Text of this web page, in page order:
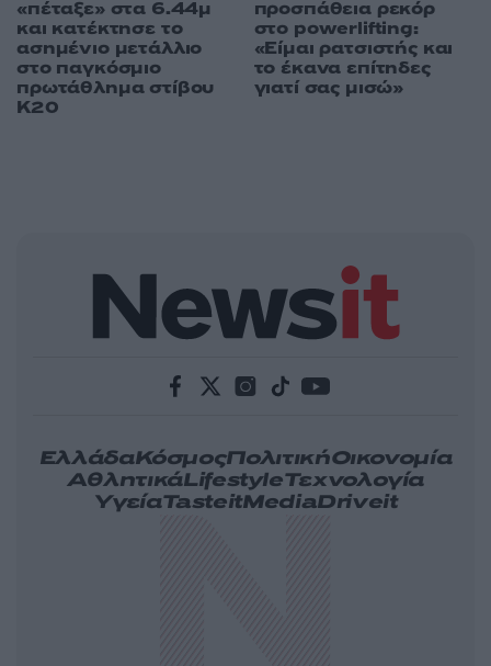
«πέταξε» στα 6.44μ
και κατέκτησε το
ασημένιο μετάλλιο
στο παγκόσμιο
πρωτάθλημα στίβου
Κ20
προσπάθεια ρεκόρ
στο powerlifting:
«Είμαι ρατσιστής και
το έκανα επίτηδες
γιατί σας μισώ»
ΕλλάδαΚόσμοςΠολιτικήΟικονομία
ΑθλητικάLifestyleΤεχνολογία
ΥγείαTasteitMediaDriveit